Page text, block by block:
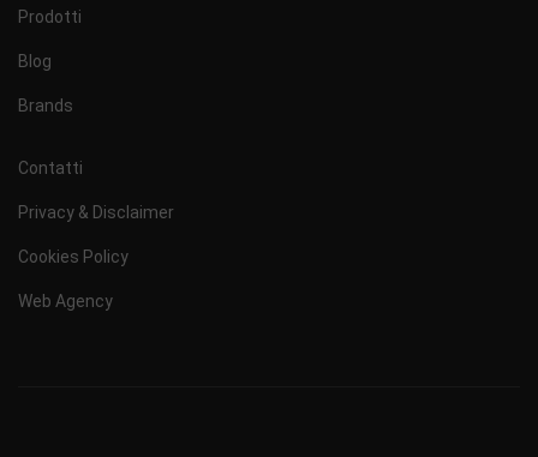
Prodotti
Blog
Brands
Contatti
Privacy & Disclaimer
Cookies Policy
Web Agency